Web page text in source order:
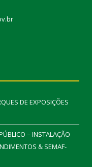
DE EXPOSIÇÕES
– INSTALAÇÃO
& SEMAF-